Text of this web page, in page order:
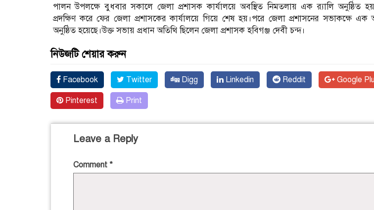
পালন উপলক্ষে বুধবার সকালে জেলা প্রশাসক কার্যালয়ে অবস্থিত নিমতলায় এক র‌্যালি অনুষ্ঠিত
প্রদক্ষিণ করে ফের জেলা প্রশাসকের কার্যালয়ে গিয়ে শেষ হয়।পরে জেলা প্রশাসনের সভাকক্ষে
অনুষ্ঠিত হয়েছে।উক্ত সভায় প্রধান অতিথি ছিলেন জেলা প্রশাসক হবিগঞ্জ দেবী চন্দ।
নিউজটি শেয়ার করুন
Facebook Twitter Digg Linkedin Reddit Google
Pinterest Print
Leave a Reply
Comment *